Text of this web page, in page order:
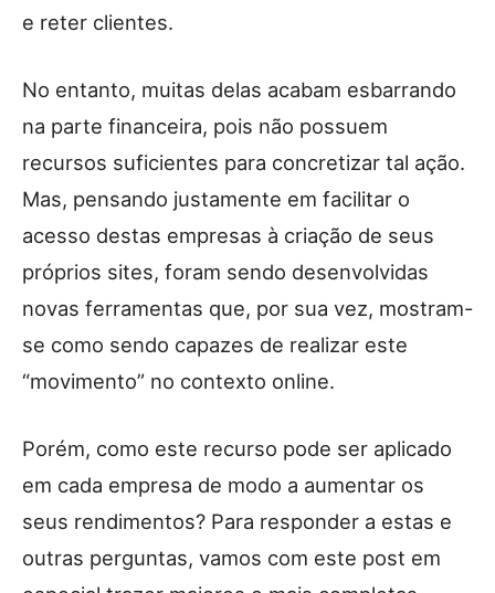
e reter clientes.
No entanto, muitas delas acabam esbarrando
na parte financeira, pois não possuem
recursos suficientes para concretizar tal ação.
Mas, pensando justamente em facilitar o
acesso destas empresas à criação de seus
próprios sites, foram sendo desenvolvidas
novas ferramentas que, por sua vez, mostram-
se como sendo capazes de realizar este
“movimento” no contexto online.
Porém, como este recurso pode ser aplicado
em cada empresa de modo a aumentar os
seus rendimentos? Para responder a estas e
outras perguntas, vamos com este post em